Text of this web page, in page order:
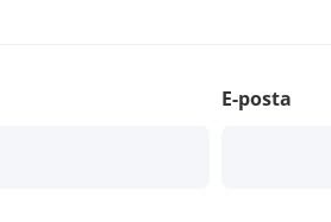
E-posta